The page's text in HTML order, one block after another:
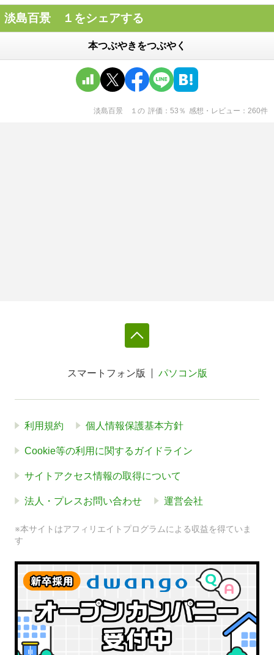
淡島百景 １をシェアする
本つぶやきをつぶやく
淡島百景 １ の 評価 53 ％ 感想・レビュー 260件
スマートフォン版 パソコン版
利用規約 個人情報保護基本方針
Cookie等の利用に関するガイドライン
サイトアクセス情報の取得について
法人・プレスお問い合わせ 運営会社
※本サイトはアフィリエイトプログラムによる収益を得ていま
す